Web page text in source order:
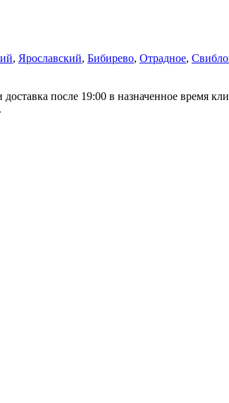
, Ярославский, Бибирево, Отрадное,
после 19:00 в назначенное время